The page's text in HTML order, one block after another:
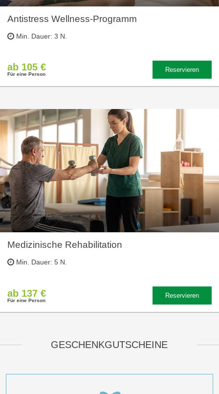
Antistress Wellness-Programm
Min. Dauer: 3 N.
ab 105 €
Für eine Person
Reservieren
Medizinische Rehabilitation
Min. Dauer: 5 N.
ab 137 €
Für eine Person
Reservieren
GESCHENKGUTSCHEINE